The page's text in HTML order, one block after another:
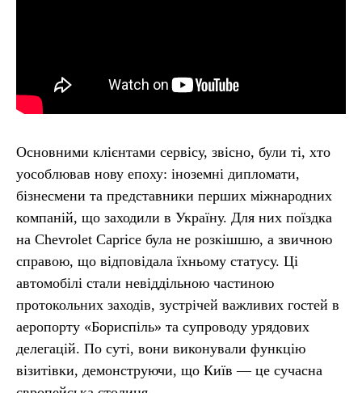
Основними клієнтами сервісу, звісно, були ті, хто
уособлював нову епоху: іноземні дипломати,
бізнесмени та представники перших міжнародних
компаній, що заходили в Україну. Для них поїздка
на Chevrolet Caprice була не розкішшю, а звичною
справою, що відповідала їхньому статусу. Ці
автомобілі стали невіддільною частиною
протокольних заходів, зустрічей важливих гостей в
аеропорту «Бориспіль» та супроводу урядових
делегацій. По суті, вони виконували функцію
візитівки, демонструючи, що Київ — це сучасна